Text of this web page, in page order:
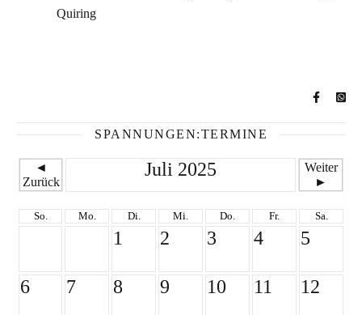
Quiring
SPANNUNGEN:TERMINE
◄
Zurück
Juli 2025
Weiter
►
So. Mo. Di. Mi. Do. Fr. Sa.
1 2 3 4 5
6 7 8 9 10 11 12